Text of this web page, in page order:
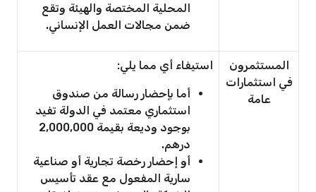
المحلية المختصة والهيئة وتقع
ضمن مجالات العمل الإنساني.
المستثمرون
في استثمارات
عامة
استيفاء أي مما يلي:
أما بإحضار رسالة من صندوق
استثماري معتمد في الدولة تفيد
بوجود وديعة بقيمة 2,000,000
درهم.
أو إحضار رخصة تجارية أو صناعية
سارية المفعول مع عقد تأسيس